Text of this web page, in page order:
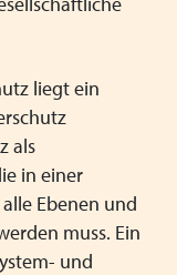
liegt ein
als
in einer
Ebenen und
muss. Ein
und